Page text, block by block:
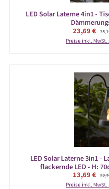
LED Solar Laterne 4in1 -
23,69 €
Preise inkl.
LED Solar Laterne 3in1 -
flackernde LED - H:
13,69 €
Preise inkl.